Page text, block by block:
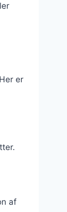
er
af